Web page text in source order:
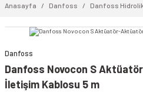
Anasayfa Danfoss Danfoss
video izle
Danfoss
Danfoss Novocon S
İletişim Kablosu 5 m